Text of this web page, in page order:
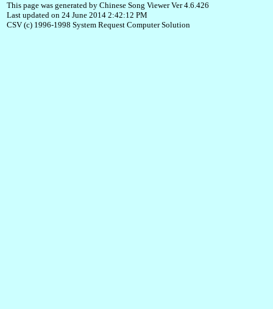
This page was generated by Chinese Song Viewer Ver 4.6.426
Last updated on 24 June 2014 2:42:12 PM
CSV (c) 1996-1998 System Request Computer Solution